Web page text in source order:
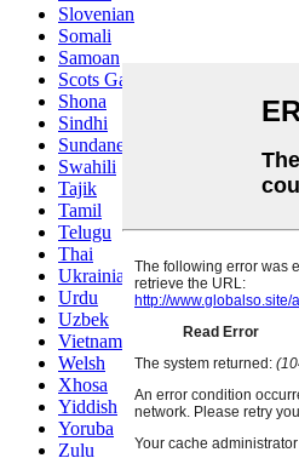
Slovenian
Somali
Samoan
Scots Gaelic
Shona
Sindhi
Sundanese
Swahili
Tajik
Tamil
Telugu
Thai
Ukrainian
Urdu
Uzbek
Vietnamese
Welsh
Xhosa
Yiddish
Yoruba
Zulu